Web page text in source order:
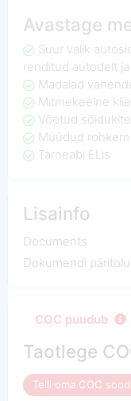
Avastage
Suur valik
renditud autodelt
Madalad
Mitmekeelne
Võetud
Müüdud
Tarneabi ELis
Lisainfo
Documents
Dokumendi
COC puudub
Taotlege
Telli oma COC